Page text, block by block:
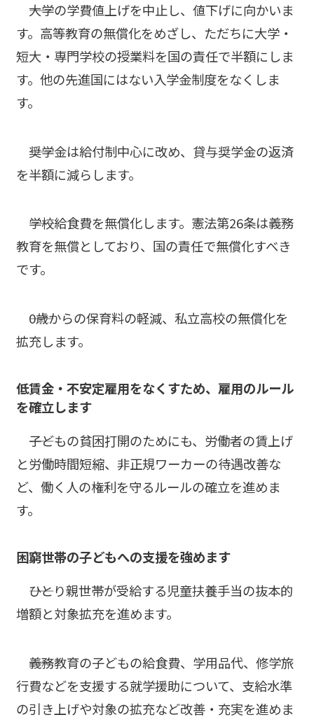
――大学の学費値上げを中止し、値下げに向かいま
す。高等教育の無償化をめざし、ただちに大学・
短大・専門学校の授業料を国の責任で半額にしま
す。他の先進国にはない入学金制度をなくしま
す。
――奨学金は給付制中心に改め、貸与奨学金の返済
を半額に減らします。
――学校給食費を無償化します。憲法第26条は義務
教育を無償としており、国の責任で無償化すべき
です。
――0歳からの保育料の軽減、私立高校の無償化を
拡充します。
低賃金・不安定雇用をなくすため、雇用のルール
を確立します
――子どもの貧困打開のためにも、労働者の賃上げ
と労働時間短縮、非正規ワーカーの待遇改善な
ど、働く人の権利を守るルールの確立を進めま
す。
困窮世帯の子どもへの支援を強めます
――ひとり親世帯が受給する児童扶養手当の抜本的
増額と対象拡充を進めます。
――義務教育の子どもの給食費、学用品代、修学旅
行費などを支援する就学援助について、支給水準
の引き上げや対象の拡充など改善・充実を進めま